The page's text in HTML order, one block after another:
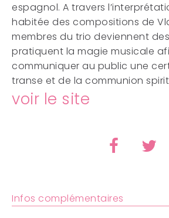
espagnol. A travers
habitée des compositions de
membres du trio deviennent
pratiquent la magie musicale
communiquer au public une
transe et de la communion
voir le site
Infos complémentaires